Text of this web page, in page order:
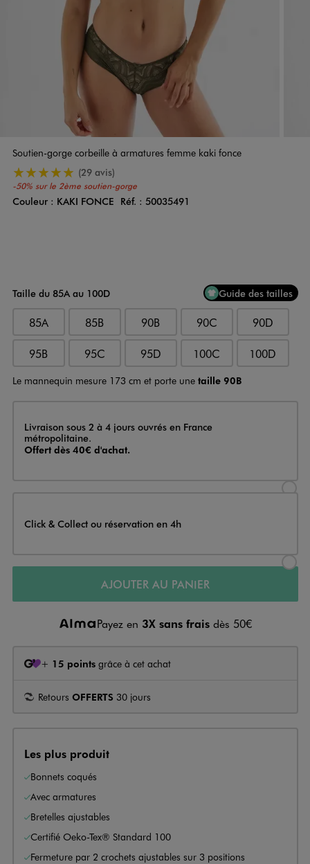
Soutien-gorge corbeille à armatures femme kaki fonce
-50% sur le 2ème soutien-gorge
5/5 de moyenne(29 avis)
Couleur
Couleur : KAKI FONCE Réf. : 50035491
Taille du 85A au 100D Guide des tailles
85A 85B 90B 90C 90D
95B 95C 95D 100C 100D
Le mannequin mesure 173 cm et porte une taille 90B
Livraison
Livraison sous 2 à 4 jours ouvrés en France
métropolitaine.
Offert dès 40€ d'achat.
Click & Collect ou réservation en 4h
AJOUTER AU PANIER
Payez en 3X sans frais dès 50€
+ 15 points grâce à cet achat
Retours OFFERTS 30 jours
Les plus produit
Bonnets coqués
Avec armatures
Bretelles ajustables
Certifié Oeko-Tex® Standard 100
Fermeture par 2 crochets ajustables sur 3 positions